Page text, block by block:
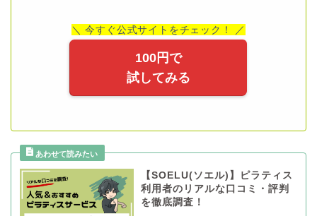
＼ 今すぐ公式サイトをチェック！ ／
100円で
試してみる
【SOELU(ソエル)】ピラティス
利用者のリアルな口コミ・評判
を徹底調査！